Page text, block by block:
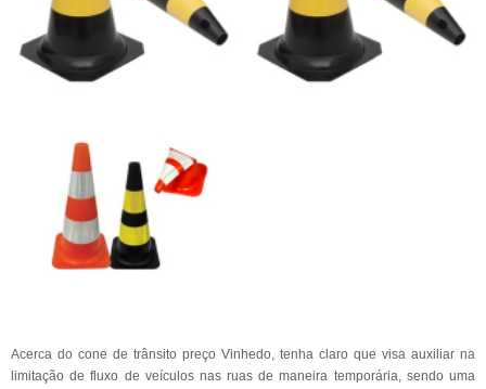
Acerca do cone de trânsito preço Vinhedo, tenha claro que visa auxiliar na
limitação de fluxo de veículos nas ruas de maneira temporária, sendo uma